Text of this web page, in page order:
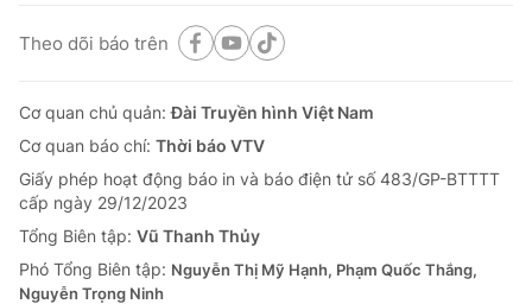
Giải sao mai
Âm nhạc
Du lịch
Làm đẹp
Chất lượng cuộc sống
Tuyển sinh
Học trực tuyến
Công nghệ
Hitech Công nghệ tương lai
Sản phẩm
Thị trường
Giao lưu trực tuyến
Lịch phát sóng
Theo dõi báo trên
Cơ quan chủ quản:Đài Truyền hình Việt Nam
Cơ quan báo chí: Thời báo VTV
Giấy phép hoạt động báo in và báo điện tử số 483/GP-BTTTT
cấp ngày 29/12/2023
Tổng Biên tập: Vũ Thanh Thủy
Phó Tổng Biên tập: Nguyễn Thị Mỹ Hạnh, Phạm Quốc Thắng,
Nguyễn Trọng Ninh